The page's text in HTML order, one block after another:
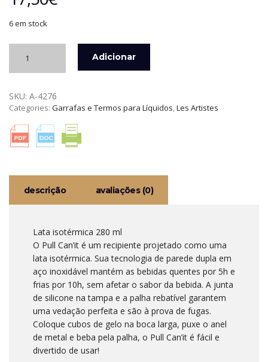
6 em stock
LATA
INOX
280
WAVE
LES
Adicionar
SKU: A-4276
Categories: Garrafas e Termos para Líquidos,Les Artistes
descrição avaliações (0)
Lata isotérmica 280 ml
O Pull Can’it é um recipiente projetado como uma
lata isotérmica. Sua tecnologia de parede dupla em
aço inoxidável mantém as bebidas quentes por 5h e
frias por 10h, sem afetar o sabor da bebida. A junta
de silicone na tampa e a palha rebatível garantem
uma vedação perfeita e são à prova de fugas.
Coloque cubos de gelo na boca larga, puxe o anel
de metal e beba pela palha, o Pull Can’it é fácil e
divertido de usar!